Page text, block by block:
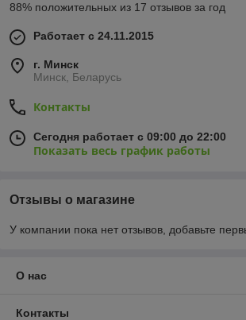
88% положительных из 17 отзывов за год
Работает с 24.11.2015
г. Минск
Минск, Беларусь
Контакты
Сегодня работает с 09:00 до 22:00
Показать весь график работы
Отзывы о магазине
У компании пока нет отзывов, добавьте
О нас
Контакты